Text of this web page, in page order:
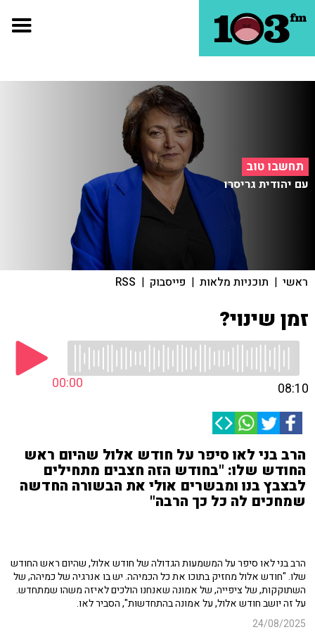
תחשבו טוב
עם יהודית גריסרו
ראשי | תוכניות מלאות | פייסבוק |
RSS
זמן שינוי?
00:00 08:10
הרב בני לאו סיפר על חודש אלול שהיום ראש
החודש שלו: "בחודש הזה חצבים מתחילים
לבצבץ בנו ומבשרים אולי את הבשורה החדשה
שמחכים לה כל כך הרבה"
הרב בני לאו סיפר על המשמעות הגדולה של חודש אלול, שהיום ראש החודש
שלו. "חודש אלול מחזיק בתוכו את כל הכמיהה. יש בו אנרגיה של כמיהה, של
השתוקקות, של ציפייה, של אמונה שאנחנו הולכים לאיזה משהו שמתחדש.
על זה יושב חודש אלול, על אמונה בהתחדשות", הסביר לאו.
24/08/2025